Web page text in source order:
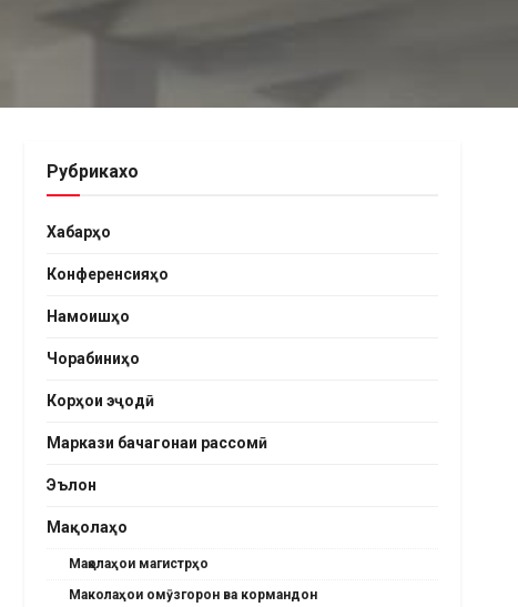
Рубрикахо
Хабарҳо
Конференсияҳо
Намоишҳо
Чорабиниҳо
Корҳои эҷодӣ
Маркази бачагонаи рассомӣ
Эълон
Мақолаҳо
Мақолаҳои магистрҳо
Маколаҳои омӯзгорон ва кормандон